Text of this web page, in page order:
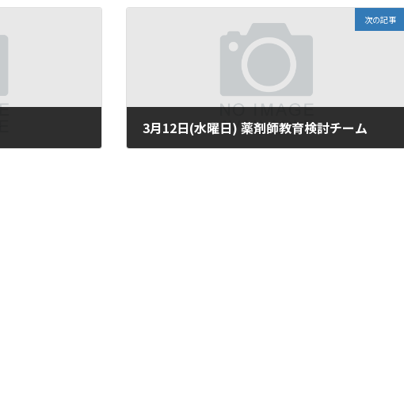
次の記事
3月12日(水曜日) 薬剤師教育検討チーム